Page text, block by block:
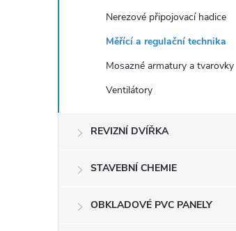
Nerezové připojovací hadice
Měřící a regulační technika
Mosazné armatury a tvarovky
Ventilátory
REVIZNÍ DVÍŘKA
STAVEBNÍ CHEMIE
OBKLADOVÉ PVC PANELY